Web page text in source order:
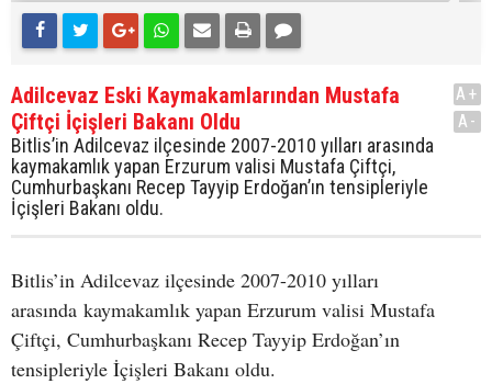
Adilcevaz Eski Kaymakamlarından Mustafa
Çiftçi İçişleri Bakanı Oldu
Bitlis’in Adilcevaz ilçesinde 2007-2010 yılları arasında
kaymakamlık yapan Erzurum valisi Mustafa Çiftçi,
Cumhurbaşkanı Recep Tayyip Erdoğan’ın tensipleriyle
İçişleri Bakanı oldu.
A+
A-
Bitlis’in Adilcevaz ilçesinde 2007-2010 yılları
arasında kaymakamlık yapan Erzurum valisi Mustafa
Çiftçi, Cumhurbaşkanı Recep Tayyip Erdoğan’ın
tensipleriyle İçişleri Bakanı oldu.